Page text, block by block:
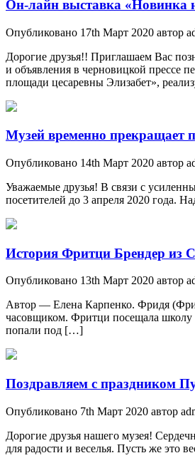
Он-лайн выставка «Новинка
Опубликовано 17th Март 2020 автор
Дорогие друзья!! Приглашаем Вас
и объявления в черновицкой прессе
площади цесаревны Элизабет»,
Музей временно прекращает
Опубликовано 14th Март 2020 автор
Уважаемые друзья! В связи с
посетителей до 3 апреля 2020 года.
История Фритци Брендер из
Опубликовано 13th Март 2020 автор
Автор — Елена Карпенко. Фридя
часовщиком. Фритци посещала школу
попали под […]
Поздравляем с праздником
Опубликовано 7th Март 2020 автор
Дорогие друзья нашего музея!
для радости и веселья. Пусть же это